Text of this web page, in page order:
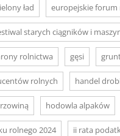
ład europejskie forum
starych ciągników i
rolnictwa gęsi
rolnych handel
hodowla alpaków
rolnego 2024 ii rata